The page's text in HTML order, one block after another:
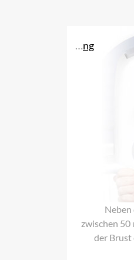
Brustkrebsfrüherkennung
Neben
zwischen 50
der Brust